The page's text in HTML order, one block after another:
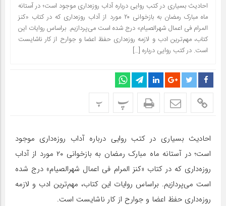
احادیث بسیاری در کتب روایی درباره آداب روزه‌داری موجود است؛ در آستانه
ماه مبارک رمضان به بازخوانی ۲۰ مورد از آداب روزه‌داری که در کتاب «کنز
المرام فی اعمال شهرالصیام» درج شده است می‌پردازیم. براساس روایات این
کتاب، مهم‌ترین ادب و لازمه روزه‌داری حفظ اعضا و جوارح از کار ناشایست
است. در کتب روایی درباره […]
پ پ
احادیث بسیاری در کتب روایی درباره آداب روزه‌داری موجود
است؛ در آستانه ماه مبارک رمضان به بازخوانی ۲۰ مورد از آداب
روزه‌داری که در کتاب «کنز المرام فی اعمال شهرالصیام» درج شده
است می‌پردازیم. براساس روایات این کتاب، مهم‌ترین ادب و لازمه
روزه‌داری حفظ اعضا و جوارح از کار ناشایست است.